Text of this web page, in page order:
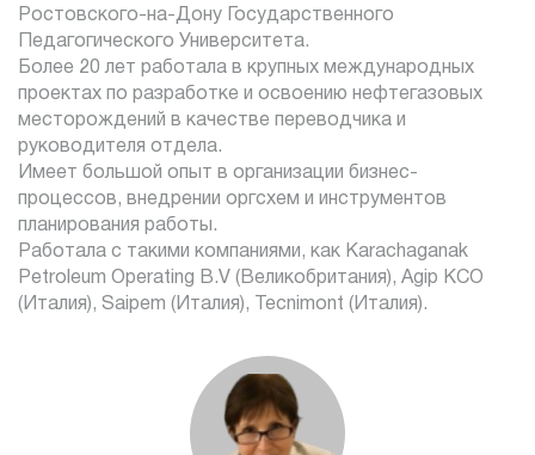
Ростовского-на-Дону Государственного
Педагогического Университета.
Более 20 лет работала в крупных международных
проектах по разработке и освоению нефтегазовых
месторождений в качестве переводчика и
руководителя отдела.
Имеет большой опыт в организации бизнес-
процессов, внедрении оргсхем и инструментов
планирования работы.
Работала с такими компаниями, как Karachaganak
Petroleum Operating B.V (Великобритания), Agip KCO
(Италия), Saipem (Италия), Tecnimont (Италия).